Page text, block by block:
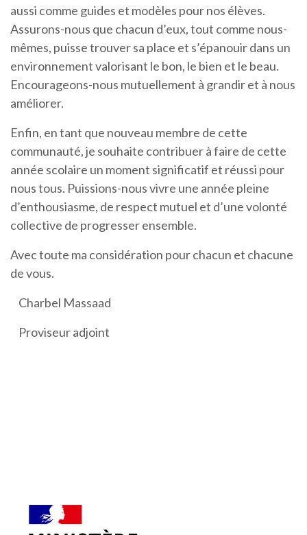
aussi comme guides et modèles pour nos élèves.
Assurons-nous que chacun d’eux, tout comme nous-
mêmes, puisse trouver sa place et s’épanouir dans un
environnement valorisant le bon, le bien et le beau.
Encourageons-nous mutuellement à grandir et à nous
améliorer.
Enfin, en tant que nouveau membre de cette
communauté, je souhaite contribuer à faire de cette
année scolaire un moment significatif et réussi pour
nous tous. Puissions-nous vivre une année pleine
d’enthousiasme, de respect mutuel et d’une volonté
collective de progresser ensemble.
Avec toute ma considération pour chacun et chacune
de vous.
Charbel Massaad
Proviseur adjoint